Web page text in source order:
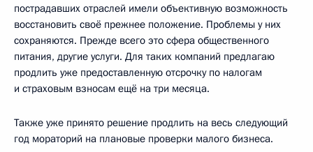
пострадавших отраслей имели объективную возможность
восстановить своё прежнее положение. Проблемы у них
сохраняются. Прежде всего это сфера общественного
питания, другие услуги. Для таких компаний предлагаю
продлить уже предоставленную отсрочку по налогам
и страховым взносам ещё на три месяца.
Также уже принято решение продлить на весь следующий
год мораторий на плановые проверки малого бизнеса.